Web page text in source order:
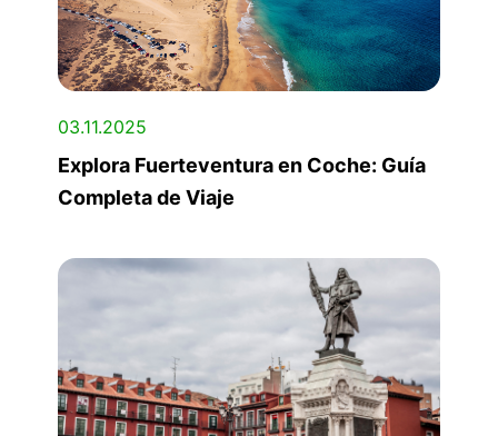
03.11.2025
Explora Fuerteventura en Coche: Guía
Completa de Viaje